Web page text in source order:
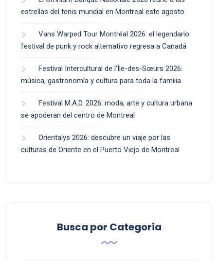
estrellas del tenis mundial en Montreal este agosto
Vans Warped Tour Montréal 2026: el legendario
festival de punk y rock alternativo regresa a Canadá
Festival Intercultural de l’Île-des-Sœurs 2026:
música, gastronomía y cultura para toda la familia
Festival M.A.D. 2026: moda, arte y cultura urbana
se apoderan del centro de Montreal
Orientalys 2026: descubre un viaje por las
culturas de Oriente en el Puerto Viejo de Montreal
Busca por Categoria